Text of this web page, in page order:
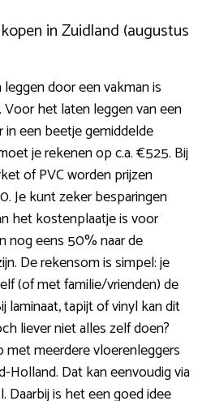
in Zuidland (augustus
door een vakman is
het laten leggen van een
een beetje gemiddelde
je rekenen op c.a. €525. Bij
of PVC worden prijzen
Je kunt zeker besparingen
het kostenplaatje is voor
nog eens 50% naar de
De rekensom is simpel: je
(of met familie/vrienden) de
laminaat, tapijt of vinyl kan dit
liever niet alles zelf doen?
meerdere vloerenleggers
Holland. Dat kan eenvoudig via
Daarbij is het een goed idee